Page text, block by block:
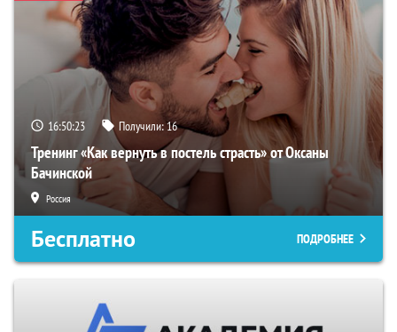
16:50:22 Получили:16
Тренинг «Как вернуть в постель страсть» от Оксаны
Бачинской
Россия
Бесплатно ПОДРОБНЕЕ